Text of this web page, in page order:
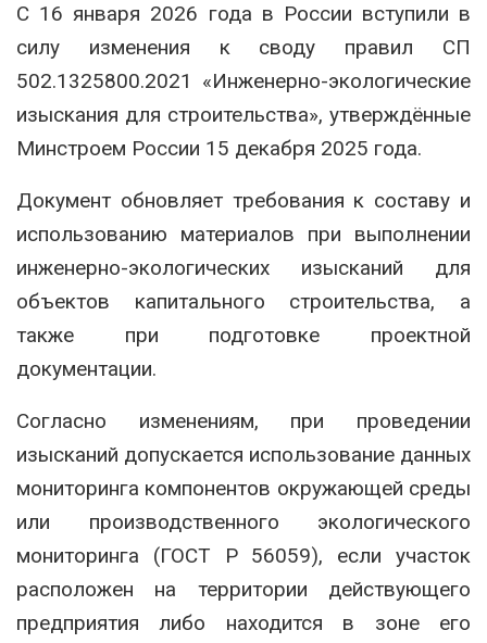
С 16 января 2026 года в России вступили в
силу изменения к своду правил СП
502.1325800.2021 «Инженерно-экологические
изыскания для строительства», утверждённые
Минстроем России 15 декабря 2025 года.
Документ обновляет требования к составу и
использованию материалов при выполнении
инженерно-экологических изысканий для
объектов капитального строительства, а
также при подготовке проектной
документации.
Согласно изменениям, при проведении
изысканий допускается использование данных
мониторинга компонентов окружающей среды
или производственного экологического
мониторинга (ГОСТ Р 56059), если участок
расположен на территории действующего
предприятия либо находится в зоне его